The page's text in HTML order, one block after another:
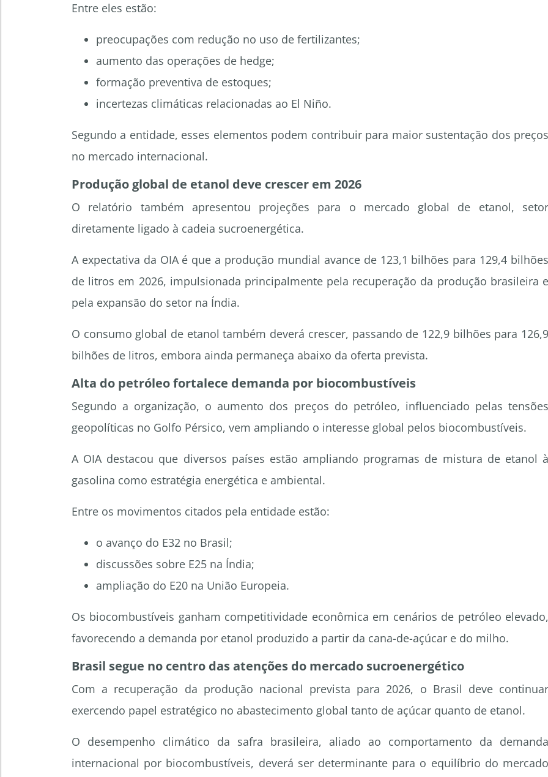
Entre eles estão:
preocupações com redução no uso de fertilizantes;
aumento das operações de hedge;
formação preventiva de estoques;
incertezas climáticas relacionadas ao El Niño.
Segundo a entidade, esses elementos podem contribuir para maior sustentação dos preços
no mercado internacional.
Produção global de etanol deve crescer em 2026
O relatório também apresentou projeções para o mercado global de etanol, setor
diretamente ligado à cadeia sucroenergética.
A expectativa da OIA é que a produção mundial avance de 123,1 bilhões para 129,4 bilhões
de litros em 2026, impulsionada principalmente pela recuperação da produção brasileira e
pela expansão do setor na Índia.
O consumo global de etanol também deverá crescer, passando de 122,9 bilhões para 126,9
bilhões de litros, embora ainda permaneça abaixo da oferta prevista.
Alta do petróleo fortalece demanda por biocombustíveis
Segundo a organização, o aumento dos preços do petróleo, influenciado pelas tensões
geopolíticas no Golfo Pérsico, vem ampliando o interesse global pelos biocombustíveis.
A OIA destacou que diversos países estão ampliando programas de mistura de etanol à
gasolina como estratégia energética e ambiental.
Entre os movimentos citados pela entidade estão:
o avanço do E32 no Brasil;
discussões sobre E25 na Índia;
ampliação do E20 na União Europeia.
Os biocombustíveis ganham competitividade econômica em cenários de petróleo elevado,
favorecendo a demanda por etanol produzido a partir da cana-de-açúcar e do milho.
Brasil segue no centro das atenções do mercado sucroenergético
Com a recuperação da produção nacional prevista para 2026, o Brasil deve continuar
exercendo papel estratégico no abastecimento global tanto de açúcar quanto de etanol.
O desempenho climático da safra brasileira, aliado ao comportamento da demanda
internacional por biocombustíveis, deverá ser determinante para o equilíbrio do mercado